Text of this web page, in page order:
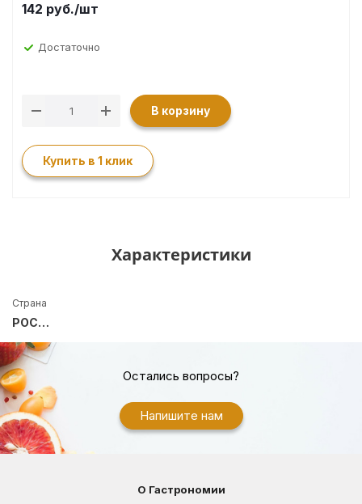
142 руб./шт
Достаточно
В корзину
Купить в 1 клик
Характеристики
Страна
РОССИЯ
Остались вопросы?
Напишите нам
О Гастрономии